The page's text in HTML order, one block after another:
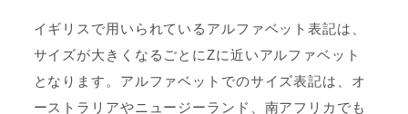
イギリスで用いられているアルファベット表記は、
サイズが大きくなるごとにZに近いアルファベット
となります。アルファベットでのサイズ表記は、オ
ーストラリアやニュージーランド、南アフリカでも